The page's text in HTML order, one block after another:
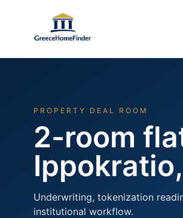
PROPERTY DEAL ROOM
2-room
Underwriting, tokenization
institutional workflow.